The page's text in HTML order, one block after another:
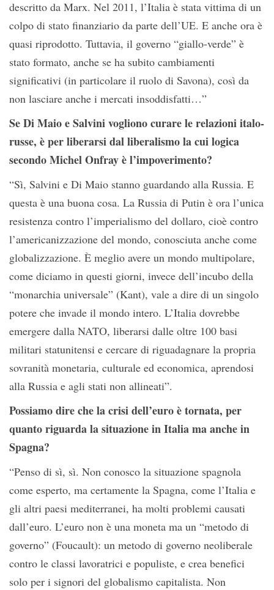
descritto da Marx. Nel 2011, l’Italia è stata vittima di un
colpo di stato finanziario da parte dell’UE. E anche ora è
quasi riprodotto. Tuttavia, il governo “giallo-verde” è
stato formato, anche se ha subito cambiamenti
significativi (in particolare il ruolo di Savona), così da
non lasciare anche i mercati insoddisfatti…”
Se Di Maio e Salvini vogliono curare le relazioni italo-
russe, è per liberarsi dal liberalismo la cui logica
secondo Michel Onfray è l’impoverimento?
“Sì, Salvini e Di Maio stanno guardando alla Russia. E
questa è una buona cosa. La Russia di Putin è ora l’unica
resistenza contro l’imperialismo del dollaro, cioè contro
l’americanizzazione del mondo, conosciuta anche come
globalizzazione. È meglio avere un mondo multipolare,
come diciamo in questi giorni, invece dell’incubo della
“monarchia universale” (Kant), vale a dire di un singolo
potere che invade il mondo intero. L’Italia dovrebbe
emergere dalla NATO, liberarsi dalle oltre 100 basi
militari statunitensi e cercare di riguadagnare la propria
sovranità monetaria, culturale ed economica, aprendosi
alla Russia e agli stati non allineati”.
Possiamo dire che la crisi dell’euro è tornata, per
quanto riguarda la situazione in Italia ma anche in
Spagna?
“Penso di sì, sì. Non conosco la situazione spagnola
come esperto, ma certamente la Spagna, come l’Italia e
gli altri paesi mediterranei, ha molti problemi causati
dall’euro. L’euro non è una moneta ma un “metodo di
governo” (Foucault): un metodo di governo neoliberale
contro le classi lavoratrici e populiste, e crea benefici
solo per i signori del globalismo capitalista. Non